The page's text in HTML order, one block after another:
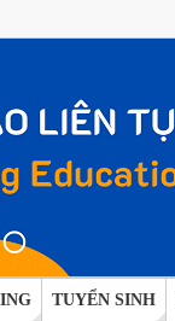
TUYỂN SINH